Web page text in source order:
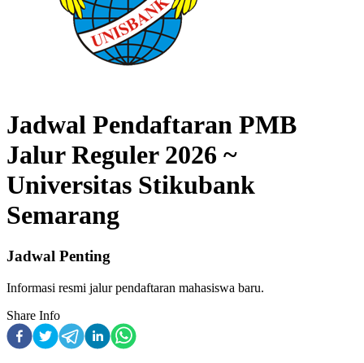
Jadwal Pendaftaran PMB
Jalur Reguler 2026 ~
Universitas Stikubank
Semarang
Jadwal Penting
Informasi resmi jalur pendaftaran mahasiswa baru.
Share Info